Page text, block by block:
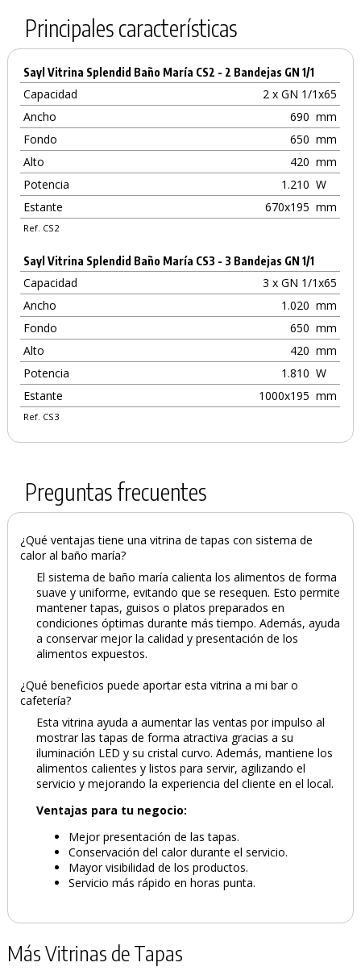
Principales características
Sayl Vitrina Splendid Baño María CS2 - 2 Bandejas GN 1/1
Capacidad
2 x GN 1/1x65
Ancho
690 mm
Fondo
650 mm
Alto
420 mm
Potencia
1.210 W
Estante
670x195 mm
Ref. CS2
Sayl Vitrina Splendid Baño María CS3 - 3 Bandejas GN 1/1
Capacidad
3 x GN 1/1x65
Ancho
1.020 mm
Fondo
650 mm
Alto
420 mm
Potencia
1.810 W
Estante
1000x195 mm
Ref. CS3
Preguntas frecuentes
¿Qué ventajas tiene una vitrina de tapas con sistema de
calor al baño maría?
El sistema de baño maría calienta los alimentos de forma
suave y uniforme, evitando que se resequen. Esto permite
mantener tapas, guisos o platos preparados en
condiciones óptimas durante más tiempo. Además, ayuda
a conservar mejor la calidad y presentación de los
alimentos expuestos.
¿Qué beneficios puede aportar esta vitrina a mi bar o
cafetería?
Esta vitrina ayuda a aumentar las ventas por impulso al
mostrar las tapas de forma atractiva gracias a su
iluminación LED y su cristal curvo. Además, mantiene los
alimentos calientes y listos para servir, agilizando el
servicio y mejorando la experiencia del cliente en el local.
Ventajas para tu negocio:
Mejor presentación de las tapas.
Conservación del calor durante el servicio.
Mayor visibilidad de los productos.
Servicio más rápido en horas punta.
Más Vitrinas de Tapas